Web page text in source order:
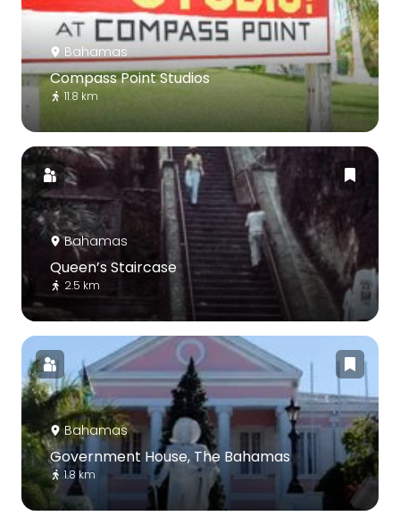
Bahamas
Compass Point Studios
11.8 km
Bahamas
Queen’s Staircase
2.5 km
Bahamas
Government House, The Bahamas
1.8 km